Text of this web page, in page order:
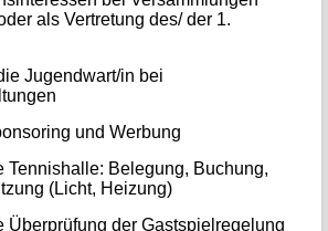
als Vertretung des/ der 1.
Jugendwart/in bei
und Werbung
Tennishalle: Belegung, Buchung,
(Licht, Heizung)
Überprüfung der Gastspielregelung